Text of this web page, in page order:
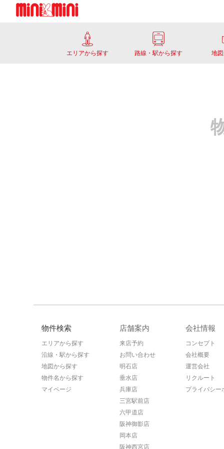
エリアから探す 路線・駅から探す 地
物件検索
エリアから探す
沿線・駅から探す
地図から探す
物件名から探す
マイページ
店舗案内
来店予約
お問い合わせ
明石店
垂水店
兵庫店
三宮駅前店
六甲道店
阪神御影店
岡本店
阪神西宮店
会社情報
コンセプト
会社概要
運営会社
リクルート
プライバシー